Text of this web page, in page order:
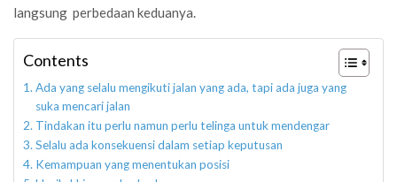
langsung perbedaan keduanya.
Contents
Ada yang selalu mengikuti jalan yang ada, tapi ada juga yang
suka mencari jalan
Tindakan itu perlu namun perlu telinga untuk mendengar
Selalu ada konsekuensi dalam setiap keputusan
Kemampuan yang menentukan posisi